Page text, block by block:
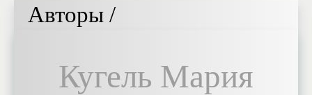
Авторы /
Кугель Мария